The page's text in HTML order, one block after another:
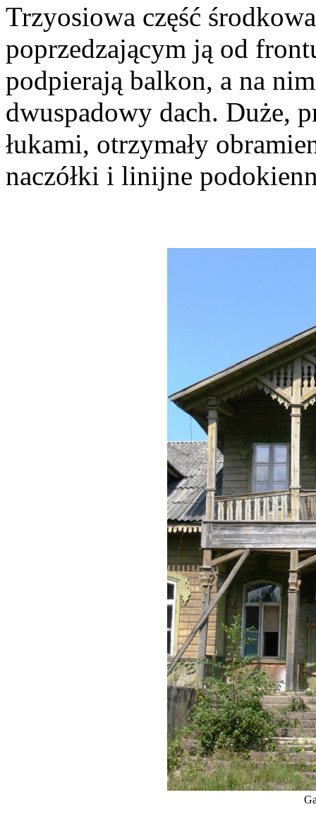
Trzyosiowa część
poprzedzającym ją od
podpierają balkon, a na
dwuspadowy dach. Duże,
łukami, otrzymały
naczółki i linijne